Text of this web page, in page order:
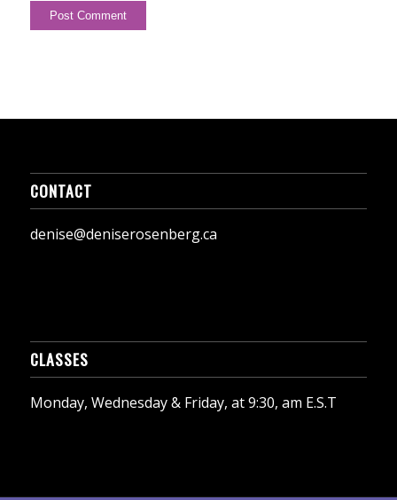
CONTACT
denise@deniserosenberg.ca
CLASSES
Monday, Wednesday & Friday, at 9:30, am E.S.T